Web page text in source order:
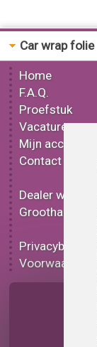
Car wrap folie
Home
F.A.Q.
Proefstuk
Vacatures
Mijn account
Contact
Dealer worden
Groothandel
Privacybeleid
Voorwaarden